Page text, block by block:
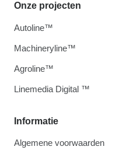
Informatie
Algemene voorwaarden
Onze projecten
Autoline™
Machineryline™
Agroline™
Linemedia Digital ™